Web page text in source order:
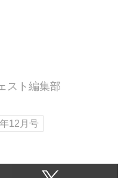
スト編集部
12月号